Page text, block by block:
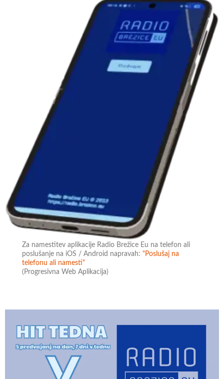
Za namestitev aplikacije Radio Brežice Eu na telefon ali
poslušanje na iOS / Android napravah:"Poslušaj na
telefonu ali namesti"
(Progresivna Web Aplikacija)